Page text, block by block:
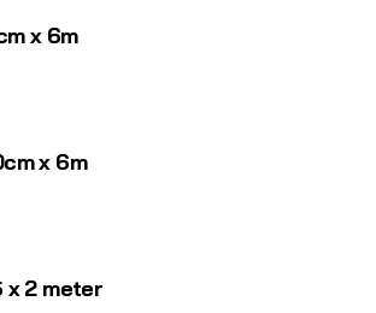
x 6m
x 6m
x 2 meter